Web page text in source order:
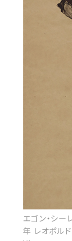
エゴン・シ
年 レオポル